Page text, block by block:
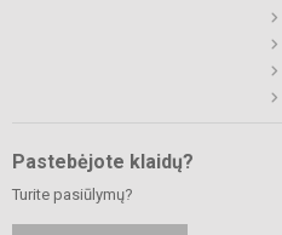
Pastebėjote klaidų?
Turite pasiūlymų?